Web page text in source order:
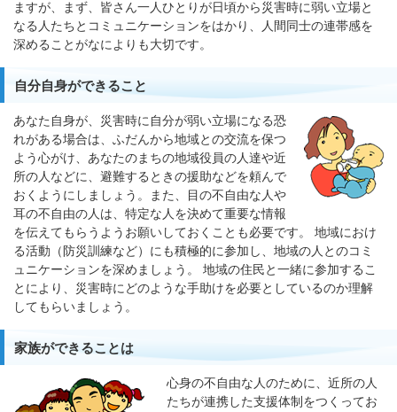
ますが、まず、皆さん一人ひとりが日頃から災害時に弱い立場と
なる人たちとコミュニケーションをはかり、人間同士の連帯感を
深めることがなによりも大切です。
自分自身ができること
あなた自身が、災害時に自分が弱い立場になる恐
れがある場合は、ふだんから地域との交流を保つ
よう心がけ、あなたのまちの地域役員の人達や近
所の人などに、避難するときの援助などを頼んで
おくようにしましょう。また、目の不自由な人や
耳の不自由の人は、特定な人を決めて重要な情報
を伝えてもらうようお願いしておくことも必要です。 地域におけ
る活動（防災訓練など）にも積極的に参加し、地域の人とのコミ
ュニケーションを深めましょう。 地域の住民と一緒に参加するこ
とにより、災害時にどのような手助けを必要としているのか理解
してもらいましょう。
家族ができることは
心身の不自由な人のために、近所の人
たちが連携した支援体制をつくってお